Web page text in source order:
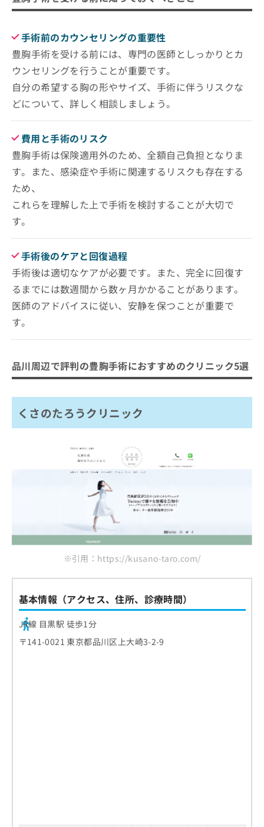
手術前のカウンセリングの重要性
豊胸手術を受ける前には、専門の医師としっかりとカ
ウンセリングを行うことが重要です。
自分の希望する胸の形やサイズ、手術に伴うリスクな
どについて、詳しく相談しましょう。
費用と手術のリスク
豊胸手術は保険適用外のため、全額自己負担となりま
す。また、感染症や手術に関連するリスクも存在する
ため、
これらを理解した上で手術を検討することが大切で
す。
手術後のケアと回復過程
手術後は適切なケアが必要です。また、完全に回復す
るまでには数週間から数ヶ月かかることがあります。
医師のアドバイスに従い、安静を保つことが重要で
す。
品川周辺で評判の豊胸手術におすすめのクリニック5選
くさのたろうクリニック
※引用：https://kusano-taro.com/
基本情報（アクセス、住所、診療時間）
JR線 目黒駅 徒歩1分
〒141-0021 東京都品川区上大崎3-2-9